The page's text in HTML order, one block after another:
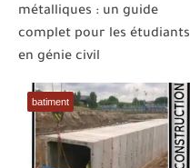
métalliques : un guide
complet pour les étudiants
en génie civil
batiment